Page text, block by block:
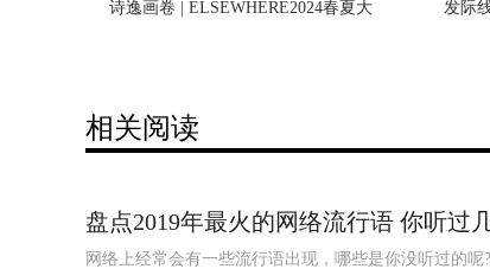
诗逸画卷 | ELSEWHERE2024春夏大 发际
运动时尚欢乐无限BOB体育打造顶 幸福
相关阅读
盘点2019年最火的网络流行语 你听过
网络上经常会有一些流行语出现，哪些是你没听过的